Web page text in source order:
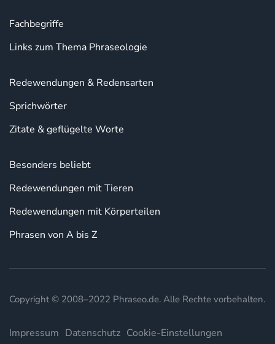
Fachbegriffe
Links zum Thema Phraseologie
Redewendungen & Redensarten
Sprichwörter
Zitate & geflügelte Worte
Besonders beliebt
Redewendungen mit Tieren
Redewendungen mit Körperteilen
Phrasen von A bis Z
Copyright © 2008–2022 Phraseo.de. Alle Rechte vorbehalten.
Impressum Datenschutz Cookie-Einstellungen